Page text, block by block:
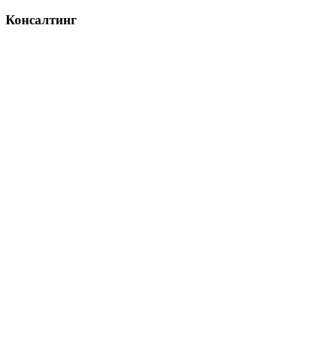
Консалтинг